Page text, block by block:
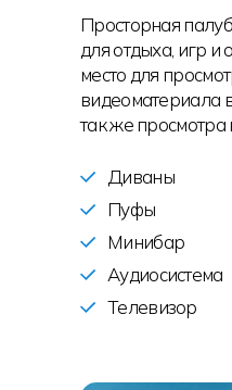
Диваны
Просторная
для отдыха, игр
место для
видеоматериала
так же просмотра
Пуфы
Минибар
Аудиосистема
Телевизор